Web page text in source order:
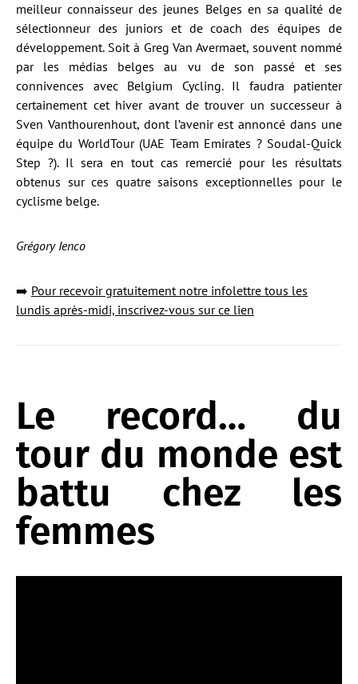
meilleur connaisseur des jeunes Belges en sa qualité de
sélectionneur des juniors et de coach des équipes de
développement. Soit à Greg Van Avermaet, souvent nommé
par les médias belges au vu de son passé et ses
connivences avec Belgium Cycling. Il faudra patienter
certainement cet hiver avant de trouver un successeur à
Sven Vanthourenhout, dont l’avenir est annoncé dans une
équipe du WorldTour (UAE Team Emirates ? Soudal-Quick
Step ?). Il sera en tout cas remercié pour les résultats
obtenus sur ces quatre saisons exceptionnelles pour le
cyclisme belge.
Grégory Ienco
➡️ Pour recevoir gratuitement notre infolettre tous les
lundis après-midi, inscrivez-vous sur ce lien
Le record… du
tour du monde est
battu chez les
femmes